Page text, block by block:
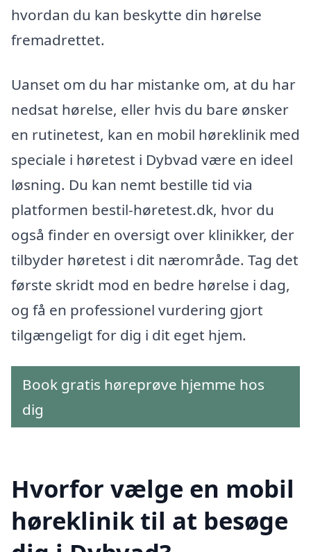
hvordan du kan beskytte din hørelse
fremadrettet.
Uanset om du har mistanke om, at du har
nedsat hørelse, eller hvis du bare ønsker
en rutinetest, kan en mobil høreklinik med
speciale i høretest i Dybvad være en ideel
løsning. Du kan nemt bestille tid via
platformen bestil-høretest.dk, hvor du
også finder en oversigt over klinikker, der
tilbyder høretest i dit nærområde. Tag det
første skridt mod en bedre hørelse i dag,
og få en professionel vurdering gjort
tilgængeligt for dig i dit eget hjem.
Book gratis høreprøve hjemme hos
dig
Hvorfor vælge en mobil
høreklinik til at besøge